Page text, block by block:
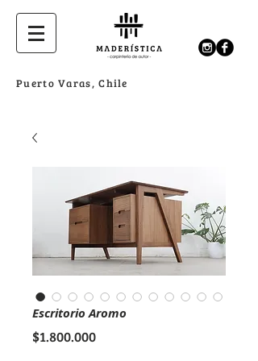
Puerto Varas, Chile
Escritorio Aromo
$1.800.000Precio